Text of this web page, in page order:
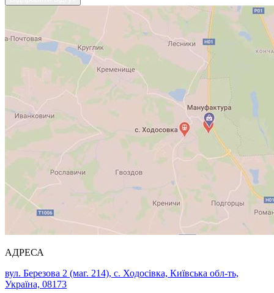
АДРЕСА
вул. Березова 2 (маг. 214), с. Ходосівка, Київська обл-ть,
Україна, 08173